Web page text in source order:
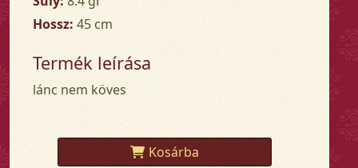
Hossz: 45 cm
Termék leírása
lánc nem köves
Kosárba